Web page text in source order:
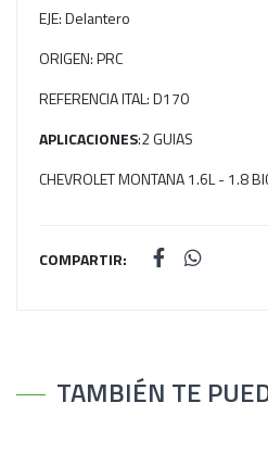
EJE: Delantero
ORIGEN: PRC
REFERENCIA ITAL: D170
APLICACIONES:2 GUIAS
CHEVROLET MONTANA 1.6L - 1.8
COMPARTIR:
TAMBIÉN TE